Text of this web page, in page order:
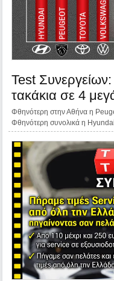
Test
τακάκια σε 4
Φθηνότερη στην Αθήνα η
Φθηνότερη συνολικά η